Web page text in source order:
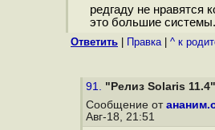
редгаду не нравятся
это большие системы.
Ответить Правка| ^ к
91. "Релиз Solaris 11.4"
Сообщение от
Авг-18, 21:51